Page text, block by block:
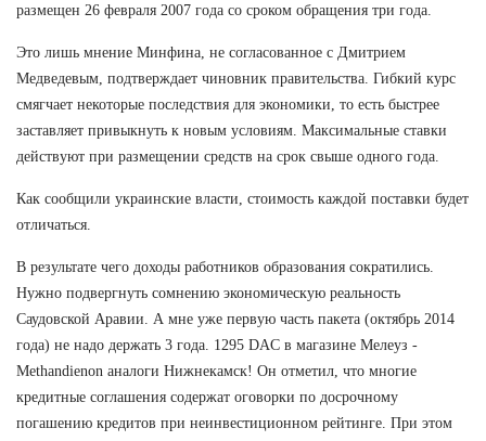
размещен 26 февраля 2007 года со сроком обращения три года.
Это лишь мнение Минфина, не согласованное с Дмитрием
Медведевым, подтверждает чиновник правительства. Гибкий курс
смягчает некоторые последствия для экономики, то есть быстрее
заставляет привыкнуть к новым условиям. Максимальные ставки
действуют при размещении средств на срок свыше одного года.
Как сообщили украинские власти, стоимость каждой поставки будет
отличаться.
В результате чего доходы работников образования сократились.
Нужно подвергнуть сомнению экономическую реальность
Саудовской Аравии. А мне уже первую часть пакета (октябрь 2014
года) не надо держать 3 года. 1295 DAC в магазине Мелеуз -
Methandienon аналоги Нижнекамск! Он отметил, что многие
кредитные соглашения содержат оговорки по досрочному
погашению кредитов при неинвестиционном рейтинге. При этом